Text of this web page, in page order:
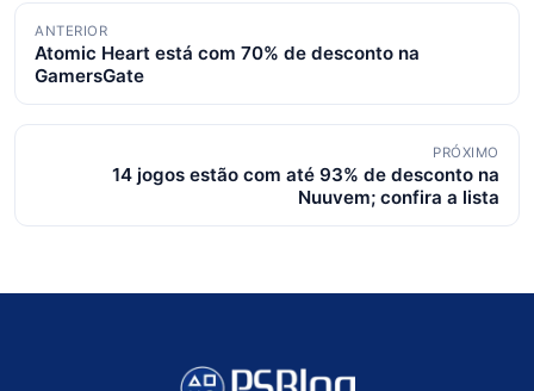
Navegação
de
posts
ANTERIOR
Atomic Heart está com 70% de desconto na
GamersGate
PRÓXIMO
14 jogos estão com até 93% de desconto na
Nuuvem; confira a lista